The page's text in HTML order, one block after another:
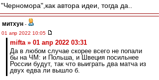
"Черномора",как автора идеи, тогда да..
митхун -
01 апр 2022 10:05
mifta » 01 апр 2022 03:31
Да в любом случае скорее всего не попали
бы на ЧМ: и Польша, и Швеция посильнее
России будут, так что выиграть два матча из
двух едва ли вышло б.